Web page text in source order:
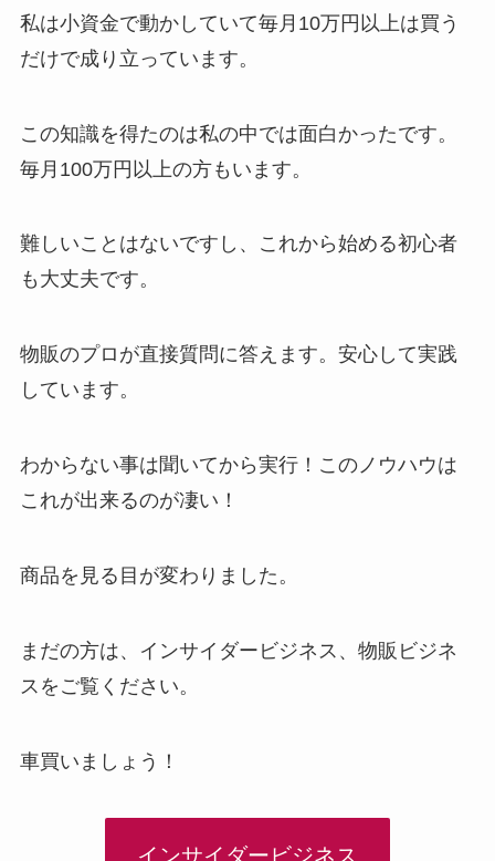
私は小資金で動かしていて毎月10万円以上は買う
だけで成り立っています。
この知識を得たのは私の中では面白かったです。
毎月100万円以上の方もいます。
難しいことはないですし、これから始める初心者
も大丈夫です。
物販のプロが直接質問に答えます。安心して実践
しています。
わからない事は聞いてから実行！このノウハウは
これが出来るのが凄い！
商品を見る目が変わりました。
まだの方は、インサイダービジネス、物販ビジネ
スをご覧ください。
車買いましょう！
インサイダービジネス